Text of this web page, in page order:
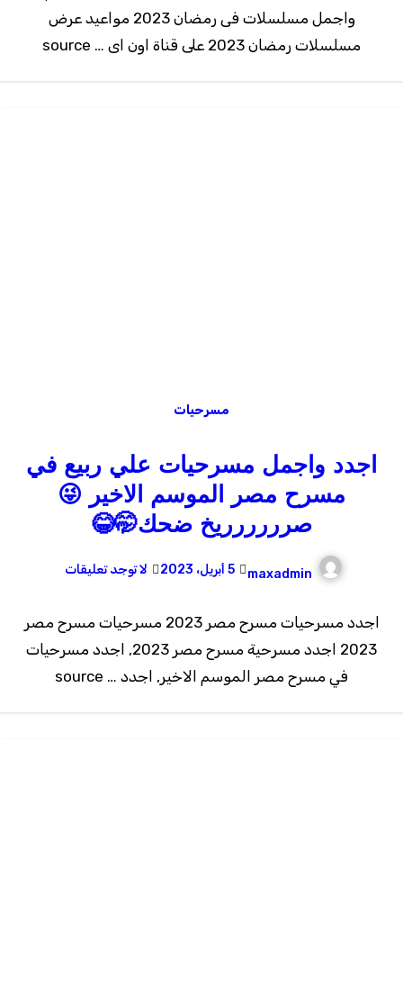
واجمل مسلسلات فى رمضان 2023 مواعيد عرض
مسلسلات رمضان 2023 على قناة اون اى … source
مسرحيات
اجدد واجمل مسرحيات علي ربيع في
مسرح مصر الموسم الاخير 😜
صرررررريخ ضحك🤭😂
maxadmin 5 أبريل، 2023 لا توجد تعليقات
اجدد مسرحيات مسرح مصر 2023 مسرحيات مسرح مصر
2023 اجدد مسرحية مسرح مصر 2023, اجدد مسرحيات
في مسرح مصر الموسم الاخير, اجدد … source